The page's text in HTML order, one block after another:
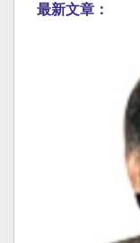
最新文章：